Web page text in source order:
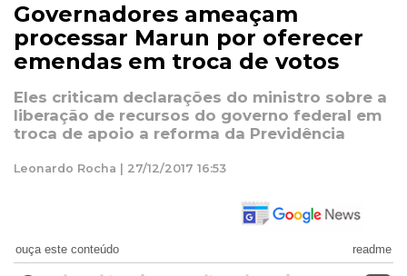
Governadores ameaçam
processar Marun por oferecer
emendas em troca de votos
Eles criticam declarações do ministro sobre a
liberação de recursos do governo federal em
troca de apoio a reforma da Previdência
Leonardo Rocha | 27/12/2017 16:53
ouça este conteúdo readme